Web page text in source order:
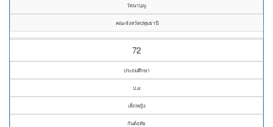
วัดนาบุญ
คณะจังหวัดปทุมธานี
72
ประถมศึกษา
ป.๔
เด็กหญิง
กันต์ฤทัย